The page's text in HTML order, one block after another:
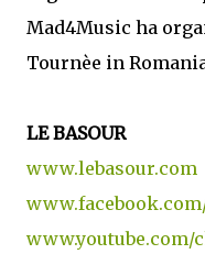
Mad4Music ha
Tournèe in
LE BASOUR
www.lebasour.com
www.youtube.com/